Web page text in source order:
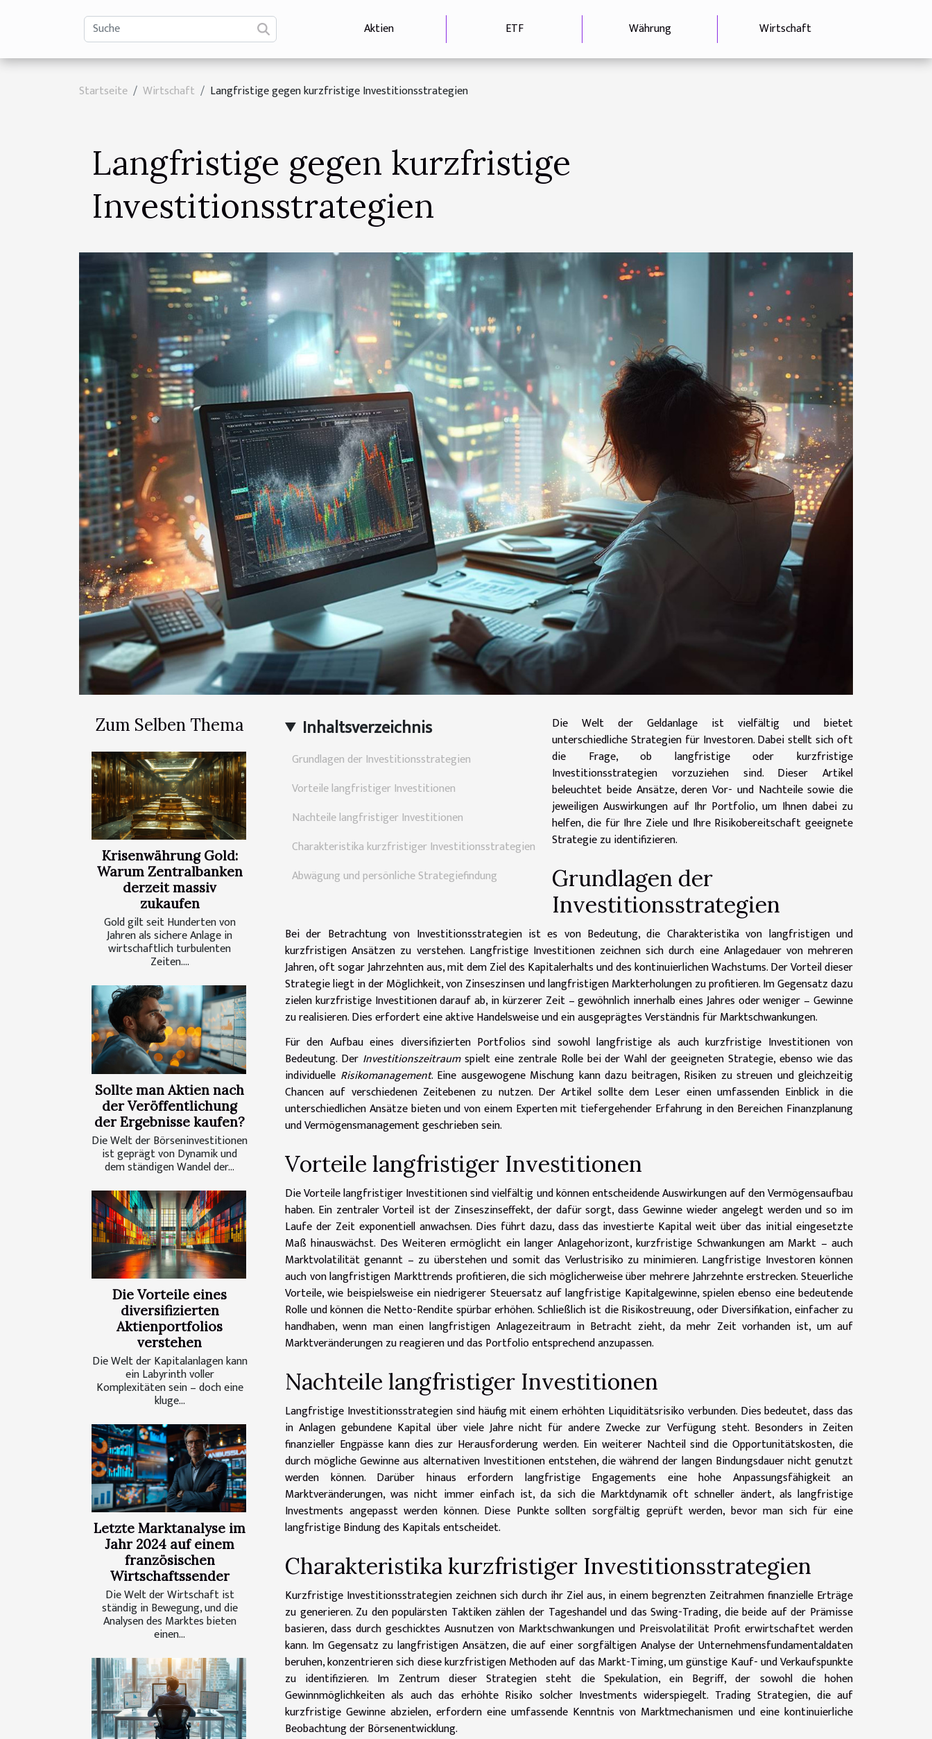
Aktien ETF Währung Wirtschaft
Startseite Wirtschaft Langfristige gegen kurzfristige Investitionsstrategien
Langfristige gegen kurzfristige
Investitionsstrategien
Zum Selben Thema
Krisenwährung Gold:
Warum Zentralbanken
derzeit massiv
zukaufen
Gold gilt seit Hunderten von
Jahren als sichere Anlage in
wirtschaftlich turbulenten
Zeiten....
Sollte man Aktien nach
der Veröffentlichung
der Ergebnisse kaufen?
Die Welt der Börseninvestitionen
ist geprägt von Dynamik und
dem ständigen Wandel der...
Die Vorteile eines
diversifizierten
Aktienportfolios
verstehen
Die Welt der Kapitalanlagen kann
ein Labyrinth voller
Komplexitäten sein – doch eine
kluge...
Letzte Marktanalyse im
Jahr 2024 auf einem
französischen
Wirtschaftssender
Die Welt der Wirtschaft ist
ständig in Bewegung, und die
Analysen des Marktes bieten
einen...
Inhaltsverzeichnis
Grundlagen der Investitionsstrategien
Vorteile langfristiger Investitionen
Nachteile langfristiger Investitionen
Charakteristika kurzfristiger Investitionsstrategien
Abwägung und persönliche Strategiefindung
Die Welt der Geldanlage ist vielfältig und bietet
unterschiedliche Strategien für Investoren. Dabei stellt sich oft
die Frage, ob langfristige oder kurzfristige
Investitionsstrategien vorzuziehen sind. Dieser Artikel
beleuchtet beide Ansätze, deren Vor- und Nachteile sowie die
jeweiligen Auswirkungen auf Ihr Portfolio, um Ihnen dabei zu
helfen, die für Ihre Ziele und Ihre Risikobereitschaft geeignete
Strategie zu identifizieren.
Grundlagen der
Investitionsstrategien
Bei der Betrachtung von Investitionsstrategien ist es von Bedeutung, die Charakteristika von langfristigen und
kurzfristigen Ansätzen zu verstehen. Langfristige Investitionen zeichnen sich durch eine Anlagedauer von mehreren
Jahren, oft sogar Jahrzehnten aus, mit dem Ziel des Kapitalerhalts und des kontinuierlichen Wachstums. Der Vorteil dieser
Strategie liegt in der Möglichkeit, von Zinseszinsen und langfristigen Markterholungen zu profitieren. Im Gegensatz dazu
zielen kurzfristige Investitionen darauf ab, in kürzerer Zeit – gewöhnlich innerhalb eines Jahres oder weniger – Gewinne
zu realisieren. Dies erfordert eine aktive Handelsweise und ein ausgeprägtes Verständnis für Marktschwankungen.
Für den Aufbau eines diversifizierten Portfolios sind sowohl langfristige als auch kurzfristige Investitionen von
Bedeutung. Der Investitionszeitraumspielt eine zentrale Rolle bei der Wahl der geeigneten Strategie, ebenso wie das
individuelle Risikomanagement. Eine ausgewogene Mischung kann dazu beitragen, Risiken zu streuen und gleichzeitig
Chancen auf verschiedenen Zeitebenen zu nutzen. Der Artikel sollte dem Leser einen umfassenden Einblick in die
unterschiedlichen Ansätze bieten und von einem Experten mit tiefergehender Erfahrung in den Bereichen Finanzplanung
und Vermögensmanagement geschrieben sein.
Vorteile langfristiger Investitionen
Die Vorteile langfristiger Investitionen sind vielfältig und können entscheidende Auswirkungen auf den Vermögensaufbau
haben. Ein zentraler Vorteil ist der Zinseszinseffekt, der dafür sorgt, dass Gewinne wieder angelegt werden und so im
Laufe der Zeit exponentiell anwachsen. Dies führt dazu, dass das investierte Kapital weit über das initial eingesetzte
Maß hinauswächst. Des Weiteren ermöglicht ein langer Anlagehorizont, kurzfristige Schwankungen am Markt – auch
Marktvolatilität genannt – zu überstehen und somit das Verlustrisiko zu minimieren. Langfristige Investoren können
auch von langfristigen Markttrends profitieren, die sich möglicherweise über mehrere Jahrzehnte erstrecken. Steuerliche
Vorteile, wie beispielsweise ein niedrigerer Steuersatz auf langfristige Kapitalgewinne, spielen ebenso eine bedeutende
Rolle und können die Netto-Rendite spürbar erhöhen. Schließlich ist die Risikostreuung, oder Diversifikation, einfacher zu
handhaben, wenn man einen langfristigen Anlagezeitraum in Betracht zieht, da mehr Zeit vorhanden ist, um auf
Marktveränderungen zu reagieren und das Portfolio entsprechend anzupassen.
Nachteile langfristiger Investitionen
Langfristige Investitionsstrategien sind häufig mit einem erhöhten Liquiditätsrisiko verbunden. Dies bedeutet, dass das
in Anlagen gebundene Kapital über viele Jahre nicht für andere Zwecke zur Verfügung steht. Besonders in Zeiten
finanzieller Engpässe kann dies zur Herausforderung werden. Ein weiterer Nachteil sind die Opportunitätskosten, die
durch mögliche Gewinne aus alternativen Investitionen entstehen, die während der langen Bindungsdauer nicht genutzt
werden können. Darüber hinaus erfordern langfristige Engagements eine hohe Anpassungsfähigkeit an
Marktveränderungen, was nicht immer einfach ist, da sich die Marktdynamik oft schneller ändert, als langfristige
Investments angepasst werden können. Diese Punkte sollten sorgfältig geprüft werden, bevor man sich für eine
langfristige Bindung des Kapitals entscheidet.
Charakteristika kurzfristiger Investitionsstrategien
Kurzfristige Investitionsstrategien zeichnen sich durch ihr Ziel aus, in einem begrenzten Zeitrahmen finanzielle Erträge
zu generieren. Zu den populärsten Taktiken zählen der Tageshandel und das Swing-Trading, die beide auf der Prämisse
basieren, dass durch geschicktes Ausnutzen von Marktschwankungen und Preisvolatilität Profit erwirtschaftet werden
kann. Im Gegensatz zu langfristigen Ansätzen, die auf einer sorgfältigen Analyse der Unternehmensfundamentaldaten
beruhen, konzentrieren sich diese kurzfristigen Methoden auf das Markt-Timing, um günstige Kauf- und Verkaufspunkte
zu identifizieren. Im Zentrum dieser Strategien steht die Spekulation, ein Begriff, der sowohl die hohen
Gewinnmöglichkeiten als auch das erhöhte Risiko solcher Investments widerspiegelt. Trading Strategien, die auf
kurzfristige Gewinne abzielen, erfordern eine umfassende Kenntnis von Marktmechanismen und eine kontinuierliche
Beobachtung der Börsenentwicklung.